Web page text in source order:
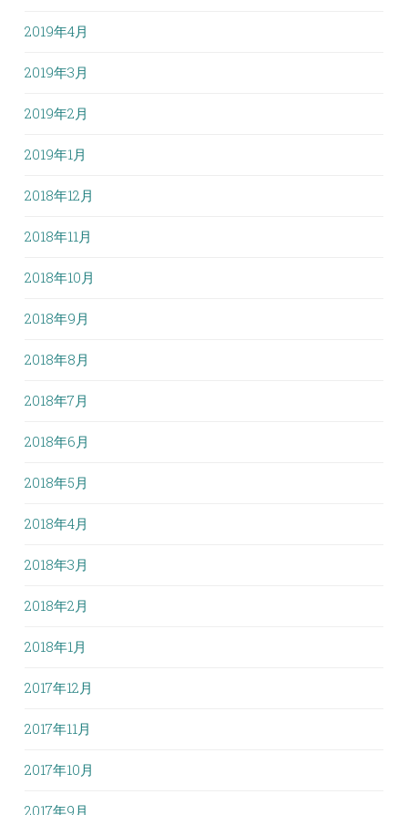
2019年4月
2019年3月
2019年2月
2019年1月
2018年12月
2018年11月
2018年10月
2018年9月
2018年8月
2018年7月
2018年6月
2018年5月
2018年4月
2018年3月
2018年2月
2018年1月
2017年12月
2017年11月
2017年10月
2017年9月